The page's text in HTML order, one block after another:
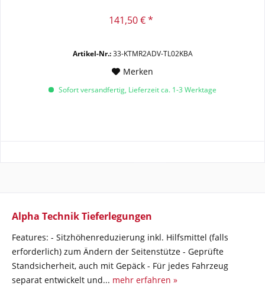
141,50 € *
Artikel-Nr.:33-KTMR2ADV-TL02KBA
Merken
Sofort versandfertig, Lieferzeit ca. 1-3 Werktage
Alpha Technik Tieferlegungen
Features: - Sitzhöhenreduzierung inkl. Hilfsmittel (falls
erforderlich) zum Ändern der Seitenstütze - Geprüfte
Standsicherheit, auch mit Gepäck - Für jedes Fahrzeug
separat entwickelt und... mehr erfahren »